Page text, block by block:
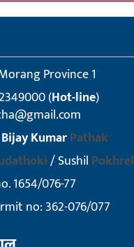
Province 1
(Hot-line)
Bijay KumarPathak
/ Sushil Pokhrel
1654/076-77
no: 362-076/077